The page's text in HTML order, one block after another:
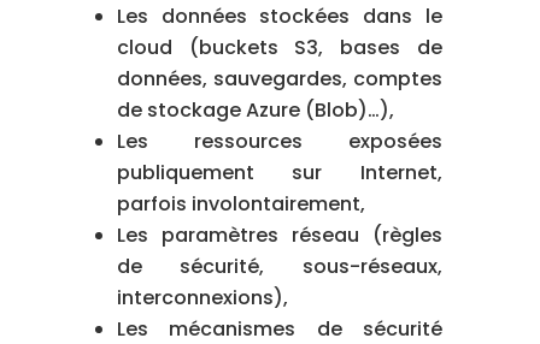
Les données stockées dans le
cloud (buckets S3, bases de
données, sauvegardes, comptes
de stockage Azure (Blob)…),
Les ressources exposées
publiquement sur Internet,
parfois involontairement,
Les paramètres réseau (règles
de sécurité, sous-réseaux,
interconnexions),
Les mécanismes de sécurité